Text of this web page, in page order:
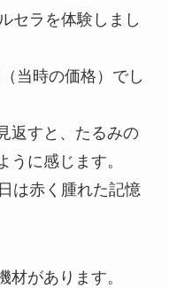
セラを体験しまし
（当時の価格）でし
返すと、たるみの
うに感じます。
は赤く腫れた記憶
材があります。